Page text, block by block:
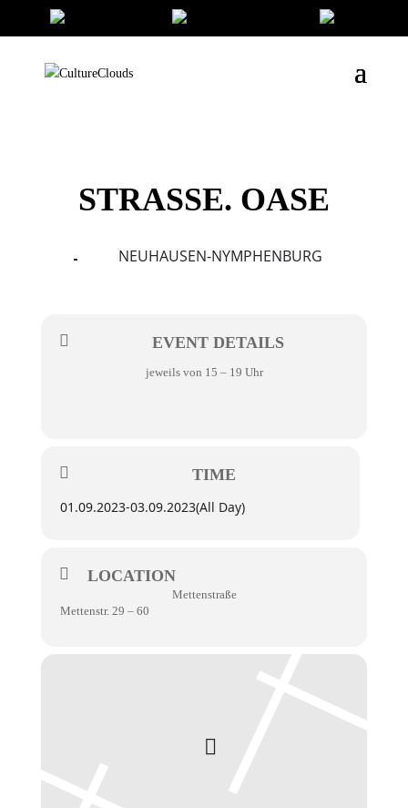
STRASSE. OASE
NEUHAUSEN-NYMPHENBURG
EVENT DETAILS
jeweils von 15 – 19 Uhr
TIME
01.09.2023-03.09.2023(All Day)
LOCATION
Mettenstraße
Mettenstr. 29 – 60